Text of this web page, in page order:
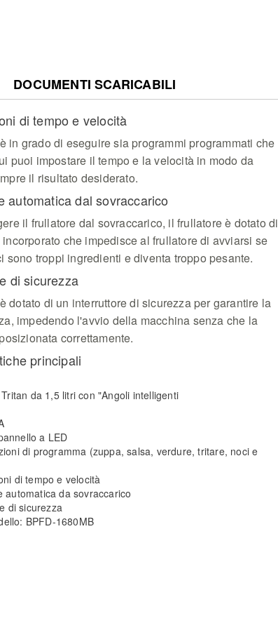
DOCUMENTI SCARICABILI
di tempo e velocità
in grado di eseguire sia programmi programmati che
puoi impostare il tempo e la velocità in modo da
il risultato desiderato.
automatica dal sovraccarico
il frullatore dal sovraccarico, il frullatore è dotato di
che impedisce al frullatore di avviarsi se
sono troppi ingredienti e diventa troppo pesante.
di sicurezza
dotato di un interruttore di sicurezza per garantire la
impedendo l'avvio della macchina senza che la
correttamente.
principali
da 1,5 litri con "Angoli intelligenti
a LED
di programma (zuppa, salsa, verdure, tritare, noci e
di tempo e velocità
automatica da sovraccarico
di sicurezza
BPFD-1680MB